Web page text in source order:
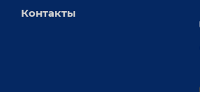
Контакты